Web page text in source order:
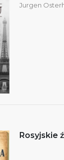
Jurgen
Rosyjskie